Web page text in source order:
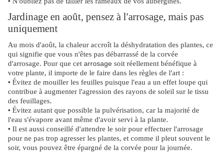
Jardinage en août, pensez à l'arrosage, mais pas
uniquement
Au mois d'août, la chaleur accroît la déshydratation des plantes, ce
qui signifie que vous n'êtes pas débarrassé de la corvée
d'arrosage. Pour que cet arrosage soit réellement bénéfique à
votre plante, il importe de le faire dans les règles de l'art :
• Évitez de mouiller les feuilles puisque l'eau a un effet loupe qui
contribue à augmenter l'agression des rayons de soleil sur le tissu
des feuillages.
• Évitez autant que possible la pulvérisation, car la majorité de
l'eau s'évapore avant même d'avoir servi à la plante.
• Il est aussi conseillé d'attendre le soir pour effectuer l'arrosage
pour ne pas trop agresser les plantes, et comme il pleut souvent le
soir, vous pouvez être épargné de la corvée pour la journée.